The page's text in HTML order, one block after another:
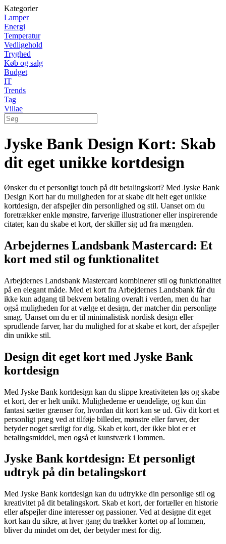
Kategorier
Lamper
Energi
Temperatur
Vedligehold
Tryghed
Køb og salg
Budget
IT
Trends
Tag
Villae
Jyske Bank Design Kort: Skab
dit eget unikke kortdesign
Ønsker du et personligt touch på dit betalingskort? Med Jyske Bank
Design Kort har du muligheden for at skabe dit helt eget unikke
kortdesign, der afspejler din personlighed og stil. Uanset om du
foretrækker enkle mønstre, farverige illustrationer eller inspirerende
citater, kan du skabe et kort, der skiller sig ud fra mængden.
Arbejdernes Landsbank Mastercard: Et
kort med stil og funktionalitet
Arbejdernes Landsbank Mastercard kombinerer stil og funktionalitet
på en elegant måde. Med et kort fra Arbejdernes Landsbank får du
ikke kun adgang til bekvem betaling overalt i verden, men du har
også muligheden for at vælge et design, der matcher din personlige
smag. Uanset om du er til minimalistisk nordisk design eller
sprudlende farver, har du mulighed for at skabe et kort, der afspejler
din unikke stil.
Design dit eget kort med Jyske Bank
kortdesign
Med Jyske Bank kortdesign kan du slippe kreativiteten løs og skabe
et kort, der er helt unikt. Mulighederne er uendelige, og kun din
fantasi sætter grænser for, hvordan dit kort kan se ud. Giv dit kort et
personligt præg ved at tilføje billeder, mønstre eller farver, der
betyder noget særligt for dig. Skab et kort, der ikke blot er et
betalingsmiddel, men også et kunstværk i lommen.
Jyske Bank kortdesign: Et personligt
udtryk på din betalingskort
Med Jyske Bank kortdesign kan du udtrykke din personlige stil og
kreativitet på dit betalingskort. Skab et kort, der fortæller en historie
eller afspejler dine interesser og passioner. Ved at designe dit eget
kort kan du sikre, at hver gang du trækker kortet op af lommen,
bliver du mindet om det, der betyder mest for dig.